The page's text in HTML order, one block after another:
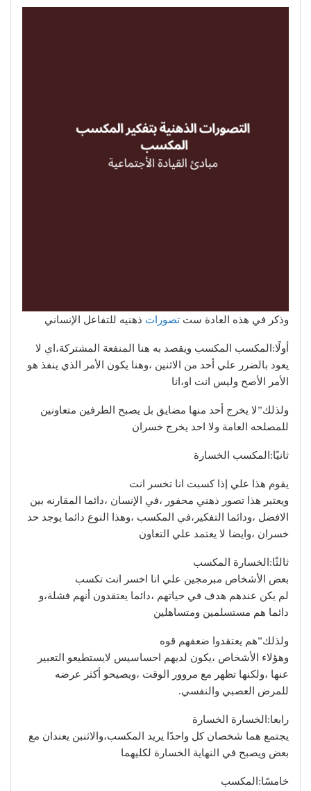
وذكر في هذه العادة ست تصورات ذهنيه للتفاعل الإنساني
أولًا:المكسب المكسب ويقصد به هنا المنفعة المشتركة،اي لا
يعود بالضرر علي أحد من الاثنين ،وهنا يكون الأمر الذي ينفذ هو
الأمر الأصح وليس انت او،انا
ولذلك”لا يخرج أحد منها مضايق بل يصبح الطرفين متعاونين
للمصلحه العامة ولا احد يخرج خسران
ثانيًا:المكسب الخسارة
يقوم هذا علي إذا كسبت انا تخسر انت
ويعتبر هذا تصور ذهني محفور ،في الإنسان ،دائما المقارنه بين
الافضل ،ودائما التفكير،في المكسب ،وهذا النوع دائما يوجد حد
خسران ،وايضا لا يعتمد علي التعاون
ثالثًا:الخسارة المكسب
بعض الأشخاص مبرمجين علي انا اخسر انت تكسب
لم يكن عندهم هدف في حياتهم ،دائما يعتقدون أنهم فشلة،و
دائما هم مستسلمين ومتساهلين
ولذلك”هم يعتقدوا ضعفهم قوه
وهؤلاء الأشخاص ،يكون لديهم احساسيس لايستطيعو التعبير
عنها ،ولكنها تظهر مع مروور الوقت ،ويصيحو أكثر عرضه
للمرض العصبي والنفسي.
رابعا:الخسارة الخسارة
يجتمع هما شخصان كل واحدًا يريد المكسب،والاثنبن يعندان مع
بعض ويصبح في النهاية الخسارة لكليهما
خامسًا:المكسب